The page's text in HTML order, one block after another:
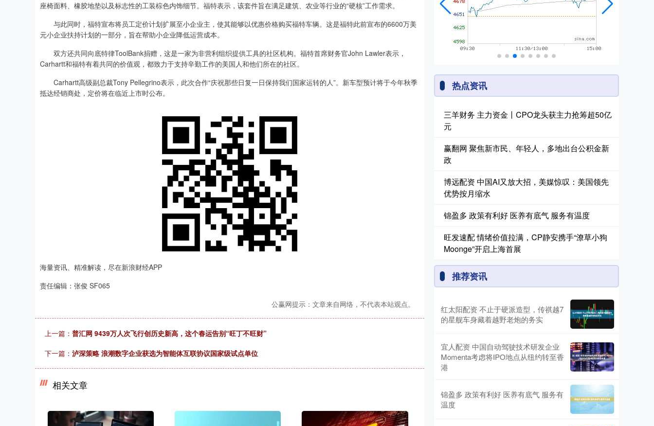
座椅面料、橡胶地垫以及标志性的工装棕色内饰细节。福特表示，该套件旨在满足建筑、农业等行业的“硬核”工作需求。
与此同时，福特宣布将员工定价计划扩展至小企业主，使其能够以优惠价格购买福特车辆。这是福特此前宣布的6600万美
元小企业扶持计划的一部分，旨在帮助小企业降低运营成本。
双方还共同向底特律ToolBank捐赠，这是一家为非营利组织提供工具的社区机构。福特首席财务官John Lawler表示，
Carhartt和福特有着共同的价值观，都致力于支持辛勤工作的美国人和他们所在的社区。
Carhartt高级副总裁Tony Pellegrino表示，此次合作“庆祝那些日复一日保持我们国家运转的人”。新车型预计将于今年秋季
抵达经销商处，定价将在临近上市时公布。
海量资讯、精准解读，尽在新浪财经APP
责任编辑：张俊 SF065
公赢网提示：文章来自网络，不代表本站观点。
上一篇： 普汇网 9439万人次飞行创历史新高，这个春运告别“旺丁不旺财”
下一篇： 泸深策略 浪潮数字企业获选为智能体互联协议国家级试点单位
相关文章
热点资讯
三羊财务 主力资金丨CPO龙头获主力抢筹超50亿
元
赢翻网 聚焦新市民、年轻人，多地出台公积金新
政
博远配资 中国AI又放大招，美媒惊叹：美国领先
优势按月缩水
锦盈多 政策有利好 医养有底气 服务有温度
旺发速配 情绪价值拉满，CP静安携手“潦草小狗
Moonge”开启上海首展
推荐资讯
红太阳配资 不止于硬派造型，传祺越7
的星舰车身藏着越野老炮的务实
宜人配资 中国自动驾驶技术研发企业
Momenta考虑将IPO地点从纽约转至香
港
锦盈多 政策有利好 医养有底气 服务有
温度